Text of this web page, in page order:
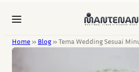
Home » Blog »Tema Wedding Sesuai